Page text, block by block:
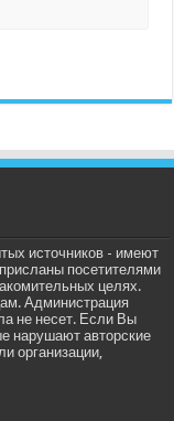
источников - имеют
посетителями
целях.
Администрация
не несет. Если Вы
нарушают авторские
организации,